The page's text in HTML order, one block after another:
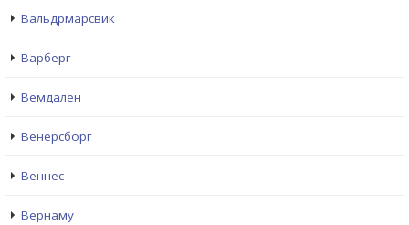
Вальдрмарсвик
Варберг
Вемдален
Венерсборг
Веннес
Вернаму